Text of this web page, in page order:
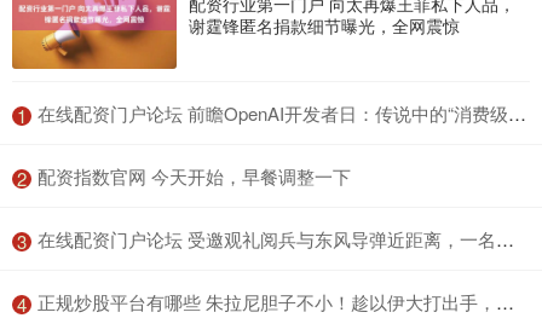
谢霆锋匿名捐款细节曝光，全网震惊
1 ​在线配资门户论坛 前瞻OpenAI开发者日：传说中的“消费级AI产品”是什么？
2 ​配资指数官网 今天开始，早餐调整一下
3 ​在线配资门户论坛 受邀观礼阅兵与东风导弹近距离，一名快递小哥的“人生时刻”
4 ​正规炒股平台有哪些 朱拉尼胆子不小！趁以伊大打出手，他在以色列后方搞温水煮青蛙，戈兰高地暗流涌动